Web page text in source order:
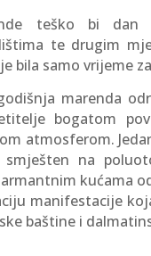
teško bi dan
te drugim
bila samo vrijeme
marenda
bogatom
atmosferom.
na
kućama
manifestacije
baštine i